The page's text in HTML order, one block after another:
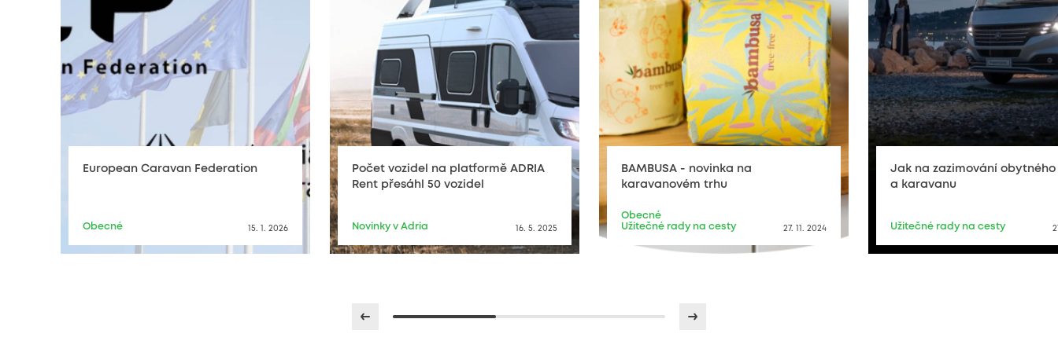
European Caravan Federation
Obecné 15. 1. 2026
Počet vozidel na platformě ADRIA
Rent přesáhl 50 vozidel
Novinky v Adria 16. 5. 2025
BAMBUSA - novinka na
karavanovém trhu
Obecné
Užitečné rady na cesty
27. 11. 2024
Jak na zazimování
a karavanu
Užitečné rady na cesty